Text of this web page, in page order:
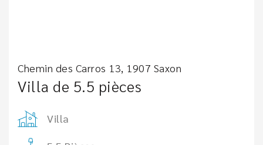
Chemin des Carros 13, 1907 Saxon
Villa de 5.5 pièces
Villa